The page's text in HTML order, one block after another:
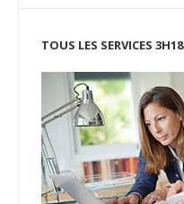
TOUS LES SERVICES 3H18